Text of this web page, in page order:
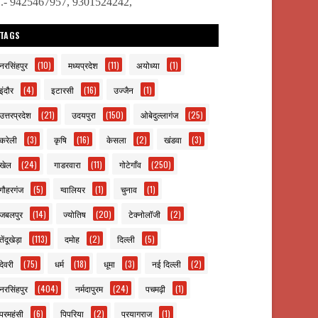
(10) मध्यप्रदेश (11) अयोध्या (1)
(4) इटारसी (16) उज्जैन (1)
(21) उदयपुरा (150) ओबेदुल्लागंज (25)
(3) कृषि (16) केसला (2) खंडवा (3)
(24) गाडरवारा (11) गोटेगाँव (250)
(5) ग्वालियर (1) चुनाव (1)
(14) ज्योतिष (20) टेक्नोलॉजी (2)
(113) दमोह (2) दिल्ली (5)
(75) धर्म (18) धूमा (3) नई दिल्ली (2)
(404) नर्मदापुरम (24) पचमढ़ी (1)
(6) पिपरिया (2) प्रयागराज (1)